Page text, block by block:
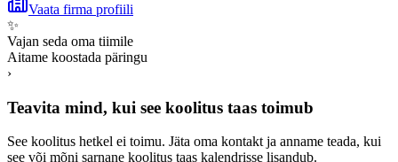
Vaata firma profiili
✨
Vajan seda oma tiimile
Aitame koostada päringu
›
Teavita mind, kui see koolitus taas toimub
See koolitus hetkel ei toimu. Jäta oma kontakt ja anname teada, kui
see või mõni sarnane koolitus taas kalendrisse lisandub.